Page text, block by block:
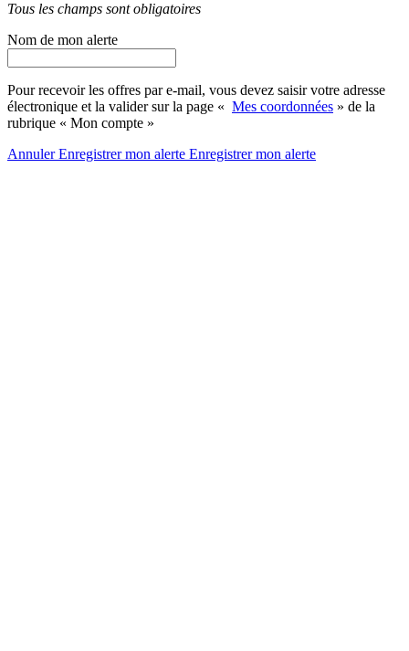
Tous les champs sont obligatoires
Nom de mon alerte
Pour recevoir les offres par e-mail, vous devez saisir votre adresse
électronique et la valider sur la page « Mes coordonnées » de la
rubrique « Mon compte »
AnnulerEnregistrer mon alerte Enregistrermon alerte